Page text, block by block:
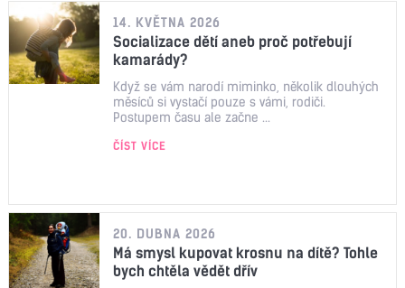
14. KVĚTNA 2026
Socializace dětí aneb proč potřebují
kamarády?
Když se vám narodí miminko, několik dlouhých
měsíců si vystačí pouze s vámi, rodiči.
Postupem času ale začne ...
ČÍST VÍCE
20. DUBNA 2026
Má smysl kupovat krosnu na dítě? Tohle
bych chtěla vědět dřív